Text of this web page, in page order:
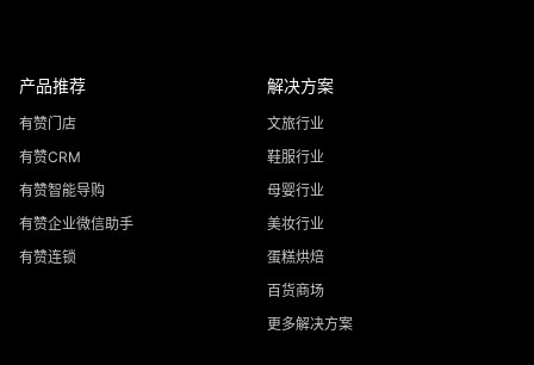
产品推荐
有赞门店
有赞CRM
有赞智能导购
有赞企业微信助手
有赞连锁
解决方案
文旅行业
鞋服行业
母婴行业
美妆行业
蛋糕烘焙
百货商场
更多解决方案